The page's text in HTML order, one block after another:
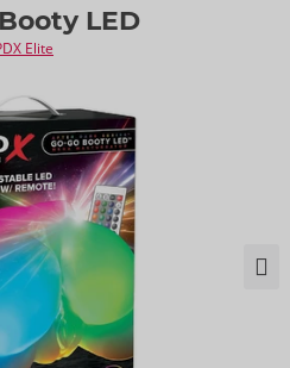
LED
Elite